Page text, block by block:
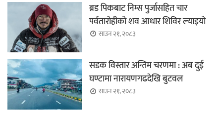
ब्रड पिकबाट निम्स पुर्जासहित चार
पर्वतारोहीको शव आधार शिविर ल्याइयो
साउन २१, २०८३
सडक विस्तार अन्तिम चरणमा : अब दुई
घण्टामा नारायणगढदेखि बुटवल
साउन २१, २०८३